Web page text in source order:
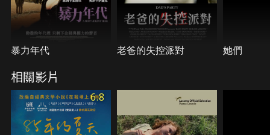
暴力年代 老爸的失控派對 她們
相關影片
6.8